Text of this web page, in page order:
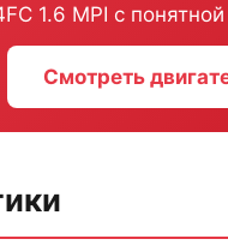
1.6 MPI с
Смотреть